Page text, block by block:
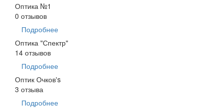
Оптика №1
0 отзывов
Подробнее
Оптика "Спектр"
14 отзывов
Подробнее
Оптик Очков's
3 отзыва
Подробнее